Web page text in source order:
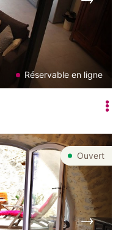
Réservable en ligne
Suivant
Ouvert
Suivant